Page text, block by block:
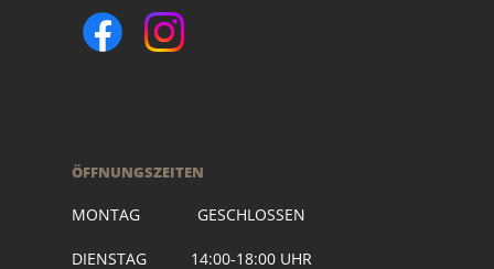
ÖFFNUNGSZEITEN
MONTAG GESCHLOSSEN
DIENSTAG 14:00-18:00 UHR